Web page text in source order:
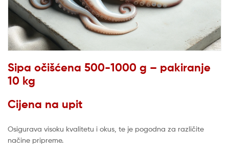
Sipa očišćena 500-1000 g – pakiranje
10 kg
Cijena na upit
Osigurava visoku kvalitetu i okus, te je pogodna za različite
načine pripreme.